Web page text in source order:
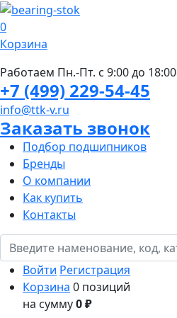
0
Корзина
Работаем Пн.-Пт. с 9:00 до 18:00
+7 (499) 229-54-45
info@ttk-v.ru
Заказать звонок
Подбор подшипников
Бренды
О компании
Как купить
Контакты
Войти Регистрация
Корзина 0 позиций
на сумму0 ₽